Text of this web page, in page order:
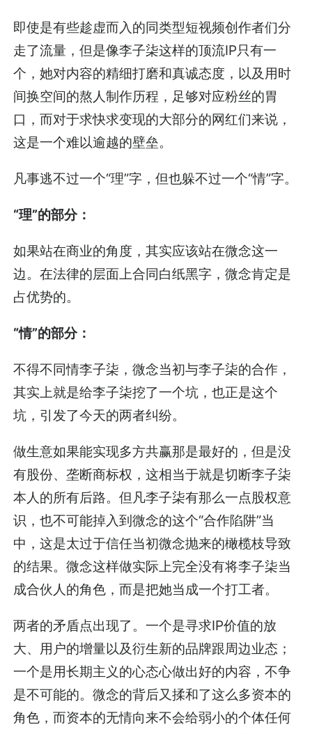
即使是有些趁虚而入的同类型短视频创作者们分
走了流量，但是像李子柒这样的顶流IP只有一
个，她对内容的精细打磨和真诚态度，以及用时
间换空间的熬人制作历程，足够对应粉丝的胃
口，而对于求快求变现的大部分的网红们来说，
这是一个难以逾越的壁垒。
凡事逃不过一个“理”字，但也躲不过一个“情”字。
“理”的部分：
如果站在商业的角度，其实应该站在微念这一
边。在法律的层面上合同白纸黑字，微念肯定是
占优势的。
“情”的部分：
不得不同情李子柒，微念当初与李子柒的合作，
其实上就是给李子柒挖了一个坑，也正是这个
坑，引发了今天的两者纠纷。
做生意如果能实现多方共赢那是最好的，但是没
有股份、垄断商标权，这相当于就是切断李子柒
本人的所有后路。但凡李子柒有那么一点股权意
识，也不可能掉入到微念的这个“合作陷阱”当
中，这是太过于信任当初微念抛来的橄榄枝导致
的结果。微念这样做实际上完全没有将李子柒当
成合伙人的角色，而是把她当成一个打工者。
两者的矛盾点出现了。一个是寻求IP价值的放
大、用户的增量以及衍生新的品牌跟周边业态；
一个是用长期主义的心态心做出好的内容，不争
是不可能的。微念的背后又揉和了这么多资本的
角色，而资本的无情向来不会给弱小的个体任何